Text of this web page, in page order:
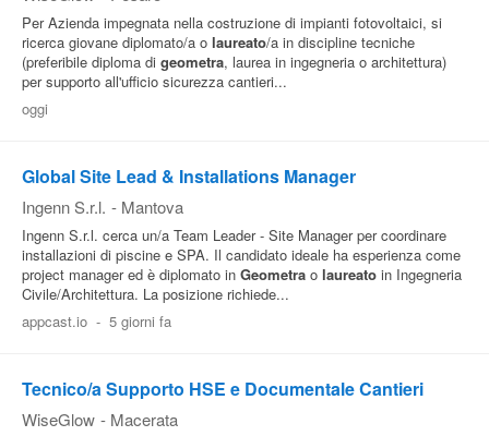
Blog
Offerte
Area
Aziende
Per Azienda impegnata nella costruzione di impianti fotovoltaici, si
ricerca giovane diplomato/a o laureato/a in discipline tecniche
(preferibile diploma di geometra, laurea in ingegneria o architettura)
per supporto all'ufficio sicurezza cantieri...
oggi
Global Site Lead & Installations Manager
Ingenn S.r.l. - Mantova
Ingenn S.r.l. cerca un/a Team Leader - Site Manager per coordinare
installazioni di piscine e SPA. Il candidato ideale ha esperienza come
project manager ed è diplomato in Geometra o laureato in Ingegneria
Civile/Architettura. La posizione richiede...
appcast.io - 5 giorni fa
Tecnico/a Supporto HSE e Documentale Cantieri
WiseGlow - Macerata